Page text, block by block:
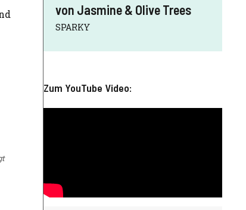
von Jasmine & Olive Trees
SPARKY
Zum YouTube Video: